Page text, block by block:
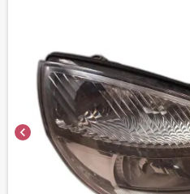
chevron_left